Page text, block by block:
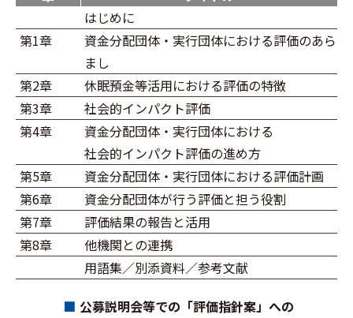
はじめに
第1章
資⾦分配団体・実行団体における評価のあら
まし
第2章
休眠預金等活用における評価の特徴
第3章
社会的インパクト評価
第4章
資金分配団体・実行団体における
社会的インパクト評価の進め方
第5章
資金分配団体・実行団体における評価計画
第6章
資金分配団体が行う評価と担う役割
第7章
評価結果の報告と活用
第8章
他機関との連携
用語集／別添資料／参考文献
公募説明会等での「評価指針案」への